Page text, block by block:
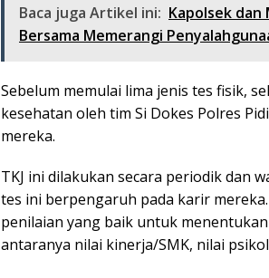
Baca juga Artikel ini: Kapolsek
Bersama Memerangi
Sebelum memulai lima jenis tes fisik,
kesehatan oleh tim Si Dokes Polres
mereka.
TKJ ini dilakukan secara periodik dan
tes ini berpengaruh pada karir
penilaian yang baik untuk
antaranya nilai kinerja/SMK, nilai